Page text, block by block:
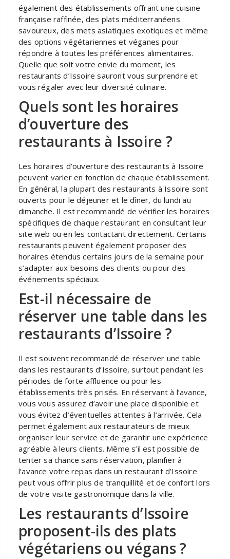
également des établissements offrant une cuisine
française raffinée, des plats méditerranéens
savoureux, des mets asiatiques exotiques et même
des options végétariennes et véganes pour
répondre à toutes les préférences alimentaires.
Quelle que soit votre envie du moment, les
restaurants d’Issoire sauront vous surprendre et
vous régaler avec leur diversité culinaire.
Quels sont les horaires
d’ouverture des
restaurants à Issoire ?
Les horaires d’ouverture des restaurants à Issoire
peuvent varier en fonction de chaque établissement.
En général, la plupart des restaurants à Issoire sont
ouverts pour le déjeuner et le dîner, du lundi au
dimanche. Il est recommandé de vérifier les horaires
spécifiques de chaque restaurant en consultant leur
site web ou en les contactant directement. Certains
restaurants peuvent également proposer des
horaires étendus certains jours de la semaine pour
s’adapter aux besoins des clients ou pour des
événements spéciaux.
Est-il nécessaire de
réserver une table dans les
restaurants d’Issoire ?
Il est souvent recommandé de réserver une table
dans les restaurants d’Issoire, surtout pendant les
périodes de forte affluence ou pour les
établissements très prisés. En réservant à l’avance,
vous vous assurez d’avoir une place disponible et
vous évitez d’éventuelles attentes à l’arrivée. Cela
permet également aux restaurateurs de mieux
organiser leur service et de garantir une expérience
agréable à leurs clients. Même s’il est possible de
tenter sa chance sans réservation, planifier à
l’avance votre repas dans un restaurant d’Issoire
peut vous offrir plus de tranquillité et de confort lors
de votre visite gastronomique dans la ville.
Les restaurants d’Issoire
proposent-ils des plats
végétariens ou végans ?